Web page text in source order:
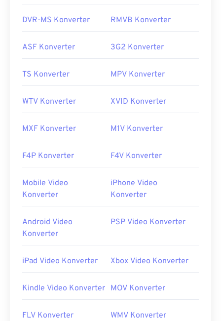
DVR-MS Konverter RMVB Konverter
ASF Konverter 3G2 Konverter
TS Konverter MPV Konverter
WTV Konverter XVID Konverter
MXF Konverter M1V Konverter
F4P Konverter F4V Konverter
Mobile Video
Konverter
iPhone Video
Konverter
Android Video
Konverter
PSP Video Konverter
iPad Video Konverter Xbox Video Konverter
Kindle Video Konverter MOV Konverter
FLV Konverter WMV Konverter